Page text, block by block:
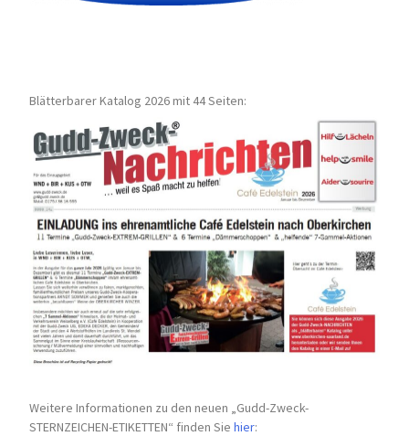
Blätterbarer Katalog 2026 mit 44 Seiten:
Weitere Informationen zu den neuen „Gudd-Zweck-
STERNZEICHEN-ETIKETTEN“ finden Siehier: